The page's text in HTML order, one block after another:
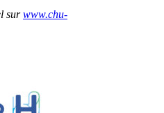
surwww.chu-